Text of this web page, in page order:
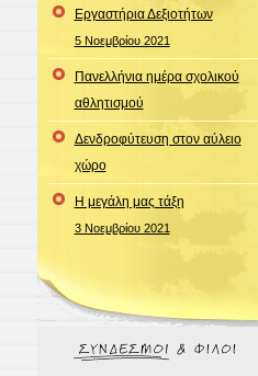
Εργαστήρια Δεξιοτήτων
5 Νοεμβρίου 2021
Πανελλήνια ημέρα σχολικού
αθλητισμού
Δενδροφύτευση στον αύλειο
χώρο
Η μεγάλη μας τάξη
3 Νοεμβρίου 2021